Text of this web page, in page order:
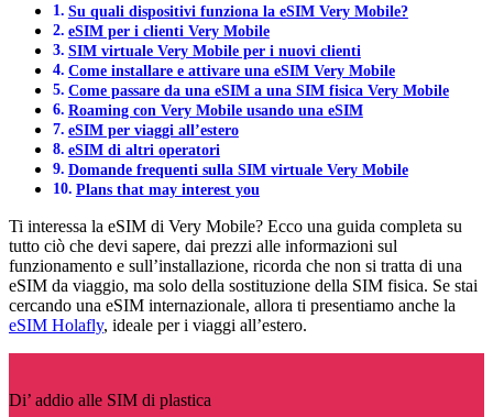
Su quali dispositivi funziona la eSIM Very Mobile?
eSIM per i clienti Very Mobile
SIM virtuale Very Mobile per i nuovi clienti
Come installare e attivare una eSIM Very Mobile
Come passare da una eSIM a una SIM fisica Very Mobile
Roaming con Very Mobile usando una eSIM
eSIM per viaggi all’estero
eSIM di altri operatori
Domande frequenti sulla SIM virtuale Very Mobile
Plans that may interest you
Ti interessa la eSIM di Very Mobile? Ecco una guida completa su
tutto ciò che devi sapere, dai prezzi alle informazioni sul
funzionamento e sull’installazione, ricorda che non si tratta di una
eSIM da viaggio, ma solo della sostituzione della SIM fisica. Se stai
cercando una eSIM internazionale, allora ti presentiamo anche la
eSIM Holafly, ideale per i viaggi all’estero.
Di’ addio alle SIM di plastica